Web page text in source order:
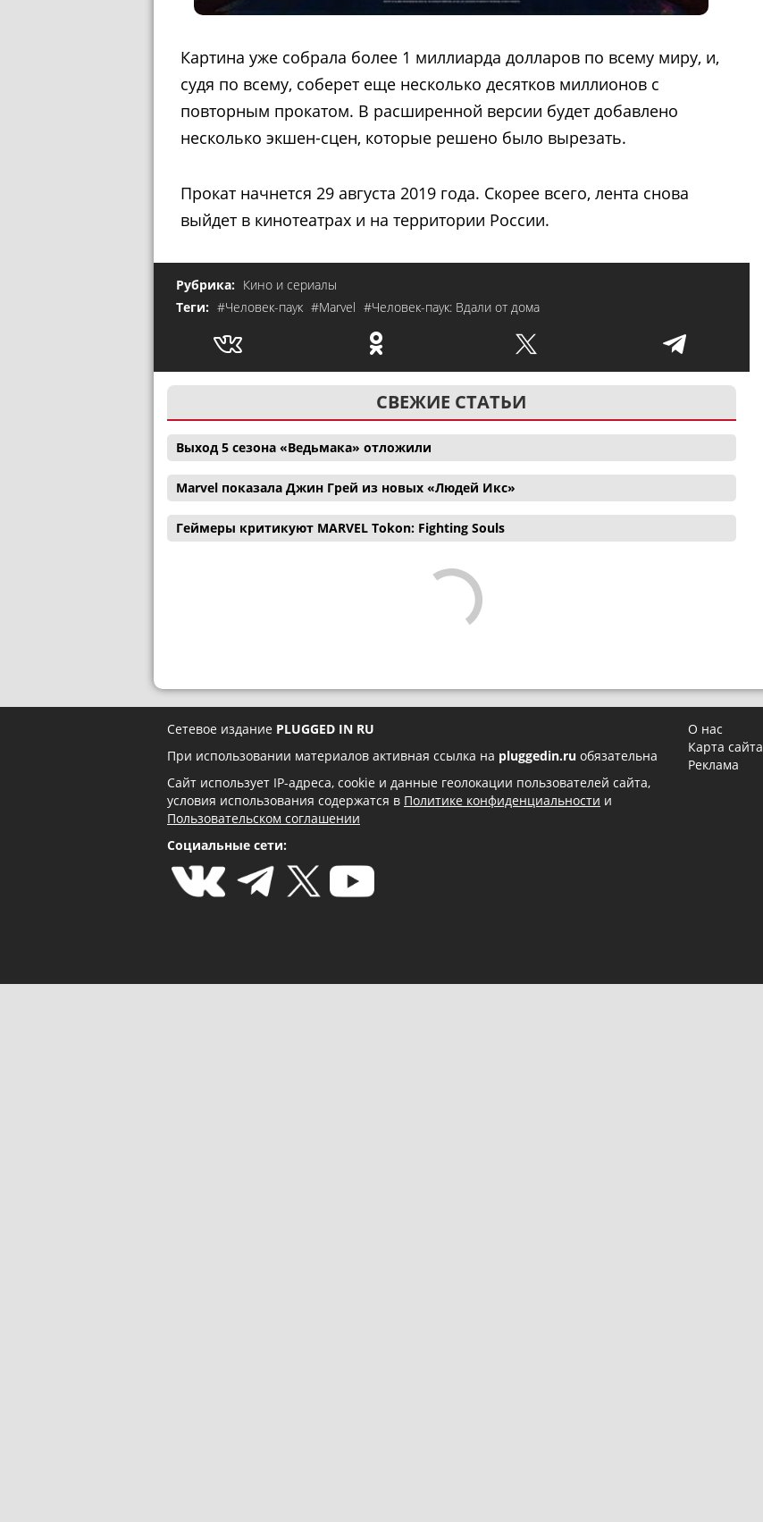
Картина уже собрала более 1 миллиарда долларов по всему миру, и,
судя по всему, соберет еще несколько десятков миллионов с
повторным прокатом. В расширенной версии будет добавлено
несколько экшен-сцен, которые решено было вырезать.
Прокат начнется 29 августа 2019 года. Скорее всего, лента снова
выйдет в кинотеатрах и на территории России.
Рубрика: Кино и сериалы
Теги: #Человек-паук #Marvel #Человек-паук: Вдали от дома
СВЕЖИЕ СТАТЬИ
Выход 5 сезона «Ведьмака» отложили
Marvel показала Джин Грей из новых «Людей Икс»
Геймеры критикуют MARVEL Tokon: Fighting Souls
Сетевое издание PLUGGED IN RU
При использовании материалов активная ссылка на pluggedin.ru обязательна
Сайт использует IP-адреса, cookie и данные геолокации пользователей сайта,
условия использования содержатся в Политике конфиденциальности и
Пользовательском соглашении
Социальные сети:
О нас
Карта сайта
Реклама